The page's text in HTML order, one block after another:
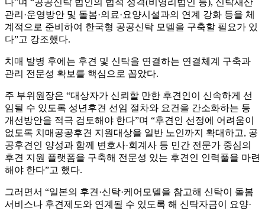
다”며 “공공신탁 법인의 법적 성격(비영리법인 등), 신탁재산
관리·운영방안 및 돌봄·의료·요양시설과의 연계 강화 등을 체
계적으로 준비하여 한국형 공공신탁 모델을 구축할 필요가 있
다”고 강조했다.
치매 발병 후에는 후견 및 신탁을 연결하는 연결체계 구축과
관리 전문성 확보를 핵심으로 꼽았다.
주 부위원장은 “대상자가 신뢰할 만한 후견인이 신속하게 선
임될 수 있도록 성년후견 선임 절차와 요건을 간소화하는 등
개선방안을 적극 검토해야 한다”며 “후견인 선정에 어려움이
없도록 치매공공후견 지원대상을 일반 노인까지 확대하고, 공
공후견인 양성과 함께 변호사·회계사 등 민간 전문가 중심의
후견 지원 플랫폼을 구축해 전문성 있는 후견인 인력풀을 마련
해야 한다”고 했다.
그러면서 “일본의 후견·신탁·케어모델을 참고해 신탁이 돌봄
서비스나 후견제도와 연계될 수 있도록 해 신탁자금이 요양·